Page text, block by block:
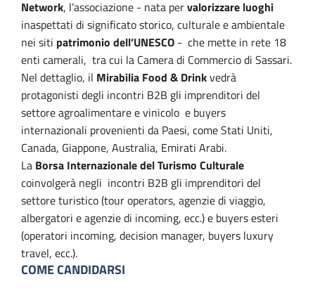
Network, l’associazione - nata pervalorizzare luoghi
inaspettati di significato storico, culturale e ambientale
nei siti patrimonio dell’UNESCO - che mette in rete 18
enti camerali, tra cui la Camera di Commercio di Sassari.
Nel dettaglio, il Mirabilia Food & Drinkvedrà
protagonisti degli incontri B2B gli imprenditori del
settore agroalimentare e vinicolo e buyers
internazionali provenienti da Paesi, come Stati Uniti,
Canada, Giappone, Australia, Emirati Arabi.
La Borsa Internazionale del Turismo Culturale
coinvolgerà negli incontri B2B gli imprenditori del
settore turistico (tour operators, agenzie di viaggio,
albergatori e agenzie di incoming, ecc.) e buyers esteri
(operatori incoming, decision manager, buyers luxury
travel, ecc.).
COME CANDIDARSI